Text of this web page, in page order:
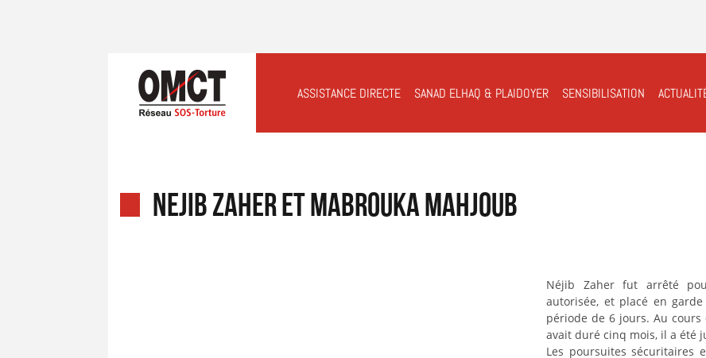
ASSISTANCE DIRECTE SANAD ELHAQ & PLAIDOYER SENSIBILISATION
NEJIB ZAHER ET MABROUKA MAHJOUB
Néjib Zaher fut arrêté
autorisée, et placé en
période de 6 jours. Au
avait duré cinq mois, il a été
Les poursuites sécuritaires